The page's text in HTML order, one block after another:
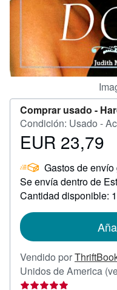
Comprar usado -
Condición: Usado -
Precio
23,79
EUR 23,79
Gastos de envío
Se envía dentro de
Cantidad disponible:
Vendido por
Unidos de America